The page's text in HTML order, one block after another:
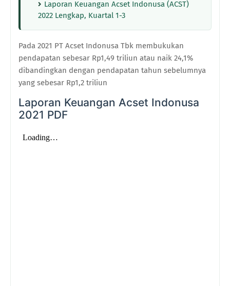
Laporan Keuangan Acset Indonusa (ACST)
2022 Lengkap, Kuartal 1-3
Pada 2021 PT Acset Indonusa Tbk membukukan
pendapatan sebesar Rp1,49 triliun atau naik 24,1%
dibandingkan dengan pendapatan tahun sebelumnya
yang sebesar Rp1,2 triliun
Laporan Keuangan Acset Indonusa
2021 PDF